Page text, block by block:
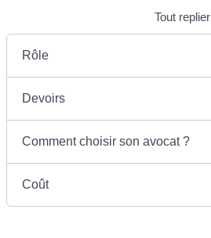
Tout replier
Rôle
Devoirs
Comment choisir son avocat ?
Coût